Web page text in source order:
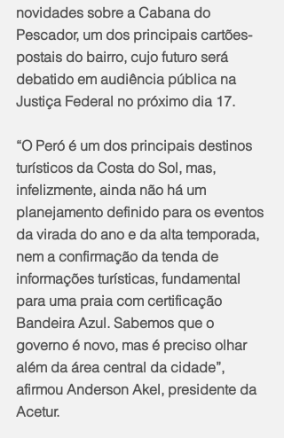
novidades sobre a Cabana do
Pescador, um dos principais cartões-
postais do bairro, cujo futuro será
debatido em audiência pública na
Justiça Federal no próximo dia 17.
“O Peró é um dos principais destinos
turísticos da Costa do Sol, mas,
infelizmente, ainda não há um
planejamento definido para os eventos
da virada do ano e da alta temporada,
nem a confirmação da tenda de
informações turísticas, fundamental
para uma praia com certificação
Bandeira Azul. Sabemos que o
governo é novo, mas é preciso olhar
além da área central da cidade”,
afirmou Anderson Akel, presidente da
Acetur.